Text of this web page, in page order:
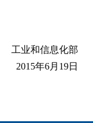
工业和信息化部
2015年6月19日